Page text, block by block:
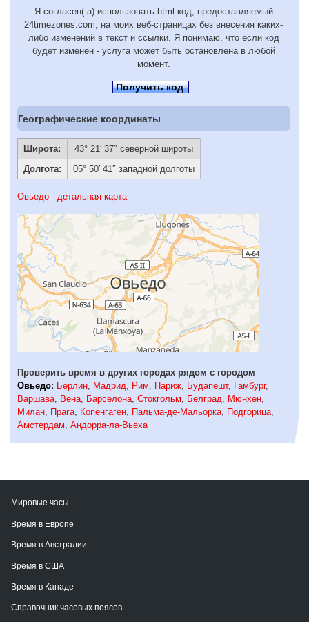
Я согласен(-а) использовать html-код, предоставляемый
24timezones.com, на моих веб-страницах без внесения каких-
либо изменений в текст и ссылки. Я понимаю, что если код
будет изменен - услуга может быть остановлена в любой
момент.
Получить код
Географические координаты
Широта:
43° 21′ 37″ северной широты
Долгота:
05° 50′ 41″ западной долготы
Овьедо - детальная карта
Проверить время в других городах рядом с городом
Овьедо: Берлин Мадрид Рим Париж Будапешт, Гамбург,
Варшава
Вена Барселона Стокгольм Белград Мюнхен
Милан
Прага Копенгаген Пальма-де-Мальорка Подгорица
Амстердам Андорра-ла-Вьеха
Мировые часы
Время в Европе
Время в Австралии
Время в США
Время в Канаде
Справочник часовых поясов